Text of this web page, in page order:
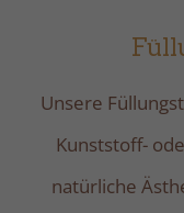
Unsere
Kunststoff-
natürliche